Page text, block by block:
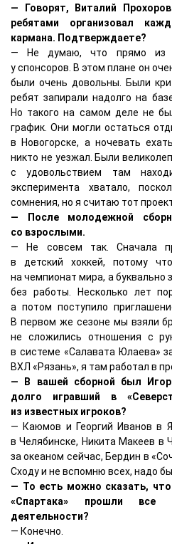
— Говорят, Виталий
ребятами организовал
кармана. Подтверждаете?
— Не думаю, что прямо из
у спонсоров. В этом плане он
были очень довольны. Были
ребят запирали надолго на
Но такого на самом деле не
график. Они могли остаться
в Новогорске, а ночевать
никто не уезжал. Были
с удовольствием там
эксперимента хватало,
сомнения, но я считаю тот
— После молодежной
со взрослыми.
— Не совсем так. Сначала
в детский хоккей, потому
на чемпионат мира, а буквально
без работы. Несколько лет
а потом поступило
В первом же сезоне мы взяли
не сложились отношения с
в системе «Салавата Юлаева»
ВХЛ «Рязань», я там работал в
— В вашей сборной был
долго игравший в
из известных игроков?
— Каюмов и Георгий Иванов в
в Челябинске, Никита Макеев в
за океаном сейчас, Бердин в
Сходу и не вспомню всех, надо
— То есть можно сказать,
«Спартака» прошли все
деятельности?
— Конечно.